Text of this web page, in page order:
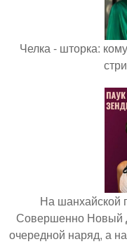
Челка - шторка:
На шанхайской
Совершенно Новый
очередной наряд, а